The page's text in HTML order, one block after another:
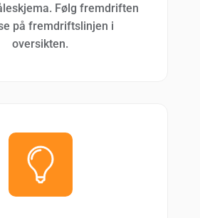
Følg fremdriften
på fremdriftslinjen i
oversikten.